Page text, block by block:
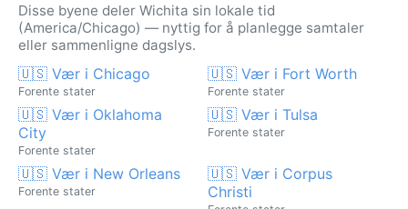
Disse byene deler Wichita sin lokale tid
(America/Chicago) — nyttig for å planlegge samtaler
eller sammenligne dagslys.
🇺🇸 Vær i Chicago
Forente stater
🇺🇸 Vær i Fort Worth
Forente stater
🇺🇸 Vær i Oklahoma
City
Forente stater
🇺🇸 Vær i Tulsa
Forente stater
🇺🇸 Vær i New Orleans
Forente stater
🇺🇸 Vær i Corpus
Christi